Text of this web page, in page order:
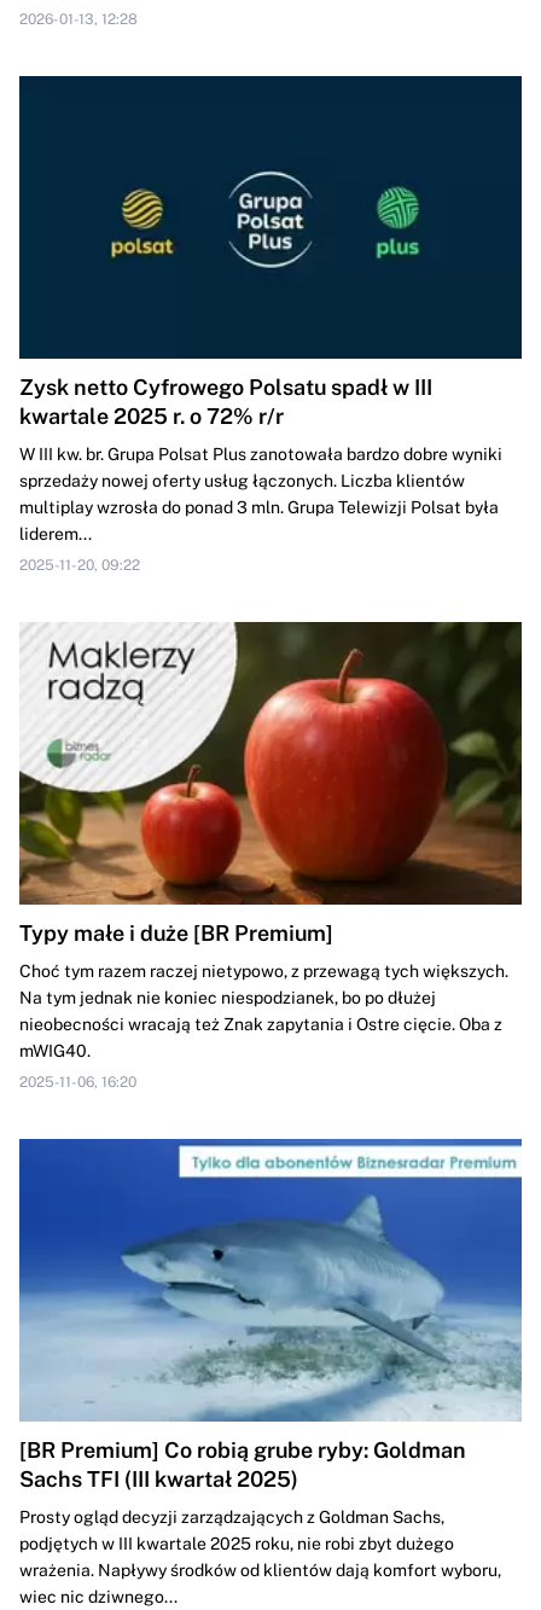
2026-01-13, 12:28
Zysk netto Cyfrowego Polsatu spadł w III
kwartale 2025 r. o 72% r/r
W III kw. br. Grupa Polsat Plus zanotowała bardzo dobre wyniki
sprzedaży nowej oferty usług łączonych. Liczba klientów
multiplay wzrosła do ponad 3 mln. Grupa Telewizji Polsat była
liderem...
2025-11-20, 09:22
Typy małe i duże [BR Premium]
Choć tym razem raczej nietypowo, z przewagą tych większych.
Na tym jednak nie koniec niespodzianek, bo po dłużej
nieobecności wracają też Znak zapytania i Ostre cięcie. Oba z
mWIG40.
2025-11-06, 16:20
[BR Premium] Co robią grube ryby: Goldman
Sachs TFI (III kwartał 2025)
Prosty ogląd decyzji zarządzających z Goldman Sachs,
podjętych w III kwartale 2025 roku, nie robi zbyt dużego
wrażenia. Napływy środków od klientów dają komfort wyboru,
wiec nic dziwnego...